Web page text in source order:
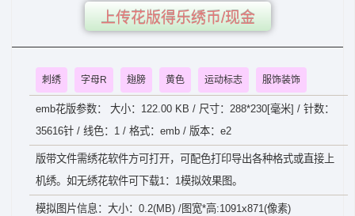
上传花版得乐绣币/现金
刺绣 字母R 翅膀 黄色 运动标志 服饰装饰
emb花版参数： 大小：122.00 KB / 尺寸：288*230[毫米] / 针数：
35616针 / 线色：1 / 格式：emb / 版本：e2
版带文件需绣花软件方可打开，可配色打印导出各种格式或直接上
机绣。如无绣花软件可下载1：1模拟效果图。
模拟图片信息：大小：0.2(MB) /图宽*高:1091x871(像素)